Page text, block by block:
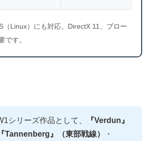
（Linux）にも対応。DirectX 11、ブロー
です。
シリーズ作品として、
『Verdun』
『Tannenberg』（東部戦線）
・